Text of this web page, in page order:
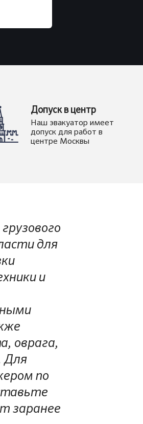
Допуск в центр
Наш эвакуатор имеет
допуск для работ в
центре Москвы
для
и
оврага,
Для
по
заранее